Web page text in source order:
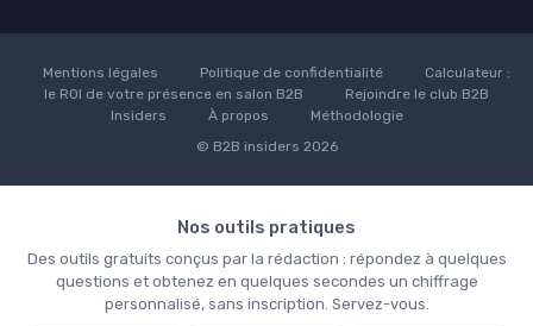
Mentions légales Politique de confidentialité
Calculateur :
le ROI de votre présence en salon B2B
Rejoindre le club B2B
Insiders
À propos
Méthodologie
© B2B insiders 2026
Nos outils pratiques
Des outils gratuits conçus par la rédaction : répondez à quelques
questions et obtenez en quelques secondes un chiffrage
personnalisé, sans inscription. Servez-vous.